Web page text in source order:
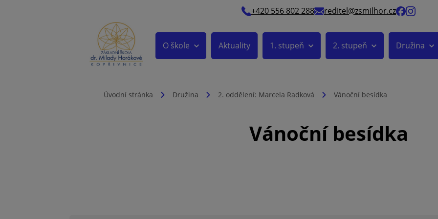
+420 556 802 288 reditel@zsmilhor.cz
O škole Aktuality 1. stupeň 2. stupeň Družina
Úvodní stránka Družina 2. oddělení: Marcela Radková Vánoční besídka
Vánoční besídka